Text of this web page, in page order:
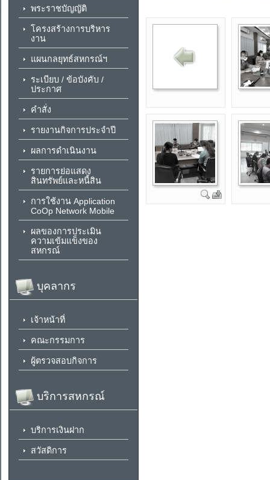
พระราชบัญญัติ
โครงสร้างการบริหาร
งาน
แผนกลยุทธ์สหกรณ์ฯ
ระเบียบ / ข้อบังคับ /
ประกาศ
คำสั่ง
รายงานกิจการประจำปี
ผลการดำเนินงาน
รายการย่อแสดง
สินทรัพย์และหนี้สิน
การใช้งาน Application
CoOp Network Mobile
ผลของการประเมิน
ความเข้มแข็งของ
สหกรณ์
บุคลากร
เจ้าหน้าที่
คณะกรรมการ
ผู้ตรวจสอบกิจการ
บริการสหกรณ์
บริการเงินฝาก
สวัสดิการ